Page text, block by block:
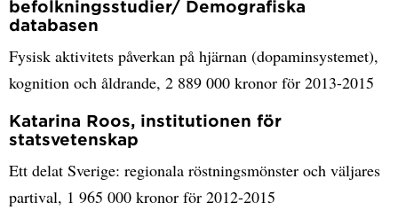
befolkningsstudier/ Demografiska
databasen
Fysisk aktivitets påverkan på hjärnan (dopaminsystemet),
kognition och åldrande, 2 889 000 kronor för 2013-2015
Katarina Roos, institutionen för
statsvetenskap
Ett delat Sverige: regionala röstningsmönster och väljares
partival, 1 965 000 kronor för 2012-2015